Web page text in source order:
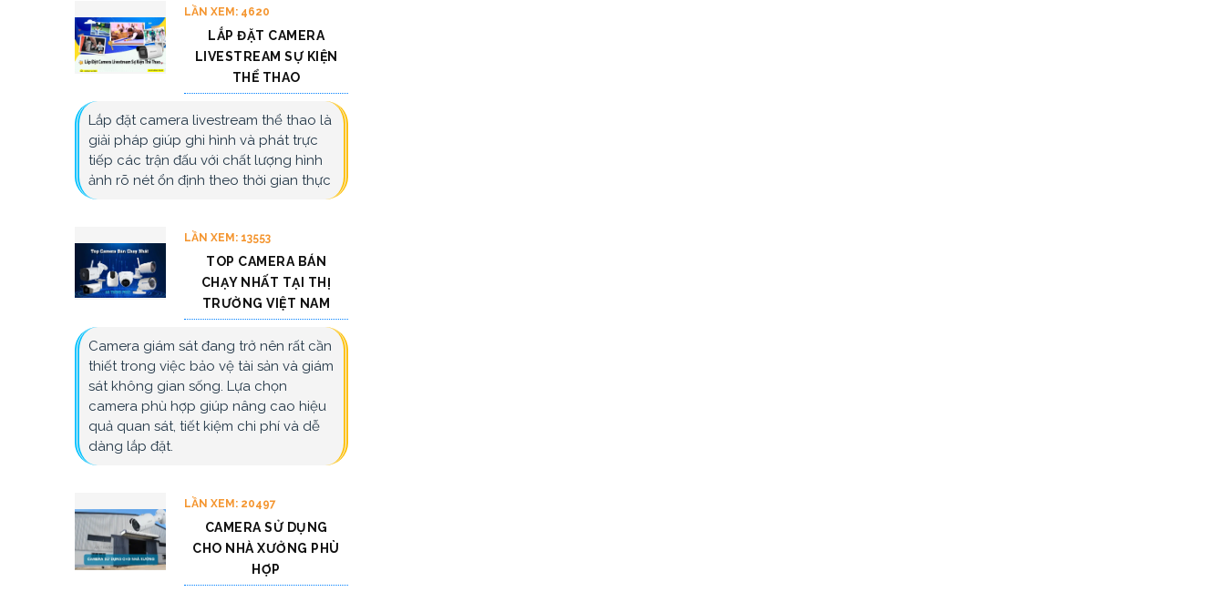
LẦN XEM: 4620
LẮP ĐẶT CAMERA
LIVESTREAM SỰ KIỆN
THỂ THAO
Lắp đặt camera livestream thể thao là
giải pháp giúp ghi hình và phát trực
tiếp các trận đấu với chất lượng hình
ảnh rõ nét ổn định theo thời gian thực
LẦN XEM: 13553
TOP CAMERA BÁN
CHẠY NHẤT TẠI THỊ
TRƯỜNG VIỆT NAM
Camera giám sát đang trở nên rất cần
thiết trong việc bảo vệ tài sản và giám
sát không gian sống. Lựa chọn
camera phù hợp giúp nâng cao hiệu
quả quan sát, tiết kiệm chi phí và dễ
dàng lắp đặt.
LẦN XEM: 20497
CAMERA SỬ DỤNG
CHO NHÀ XƯỞNG PHÙ
HỢP